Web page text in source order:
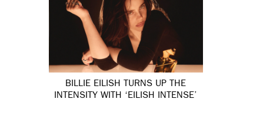
BILLIE EILISH TURNS UP THE
INTENSITY WITH ‘EILISH INTENSE’